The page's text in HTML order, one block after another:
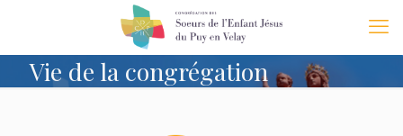
Vie de la congrégation